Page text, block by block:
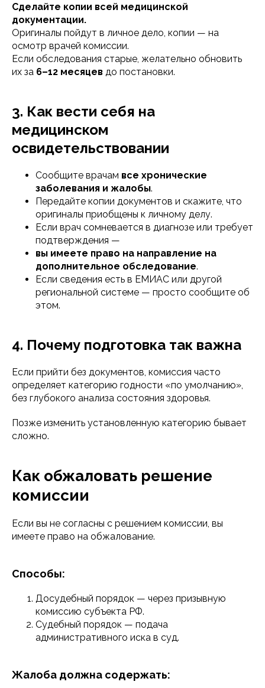
Сделайте копии всей медицинской
документации.
Оригиналы пойдут в личное дело, копии — на
осмотр врачей комиссии.
Если обследования старые, желательно обновить
их за 6–12 месяцев до постановки.
3. Как вести себя на
медицинском
освидетельствовании
Сообщите врачам все хронические
заболевания и жалобы.
Передайте копии документов и скажите, что
оригиналы приобщены к личному делу.
Если врач сомневается в диагнозе или требует
подтверждения —
вы имеете право на направление на
дополнительное обследование.
Если сведения есть в ЕМИАС или другой
региональной системе — просто сообщите об
этом.
4. Почему подготовка так важна
Если прийти без документов, комиссия часто
определяет категорию годности «по умолчанию»,
без глубокого анализа состояния здоровья.
Позже изменить установленную категорию бывает
сложно.
Как обжаловать решение
комиссии
Если вы не согласны с решением комиссии, вы
имеете право на обжалование.
Способы:
Досудебный порядок — через призывную
комиссию субъекта РФ.
Судебный порядок — подача
административного иска в суд.
Жалоба должна содержать: